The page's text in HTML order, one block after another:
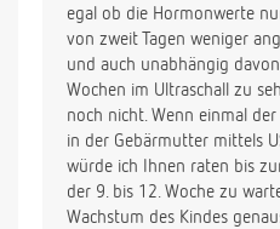
egal ob die Hormonwerte
von zweit Tagen weniger
und auch unabhängig
Wochen im Ultraschall zu
noch nicht. Wenn einmal
in der Gebärmutter mittels
würde ich Ihnen raten bis
der 9. bis 12. Woche zu
Wachstum des Kindes